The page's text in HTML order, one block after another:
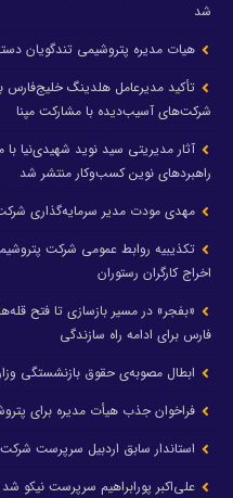
شد
هیات مدیره پتروشیمی تندگویان
تأکید مدیرعامل هلدینگ خلیج‌فارس
شرکت‌های آسیب‌دیده با مشارکت مپنا
آثار مدیریتی سید نوید شهیدی‌نیا
راهبردهای نوین کسب‌وکار منتشر شد
مهدی مودت مدیر سرمایه‌گذاری
تکذیبیه روابط عمومی شرکت
اخراج کارگران رستوران
«بفجر» در مسیر بازسازی تا فتح
فارس برای ادامه راه سازندگی
ابطال مصوبه‌ی حقوق بازنشستگی
فراخوان جذب هیأت مدیره برای
استاندار سابق اردبیل سرپرست
علی‌اکبر پورابراهیم سرپرست نیکو شد